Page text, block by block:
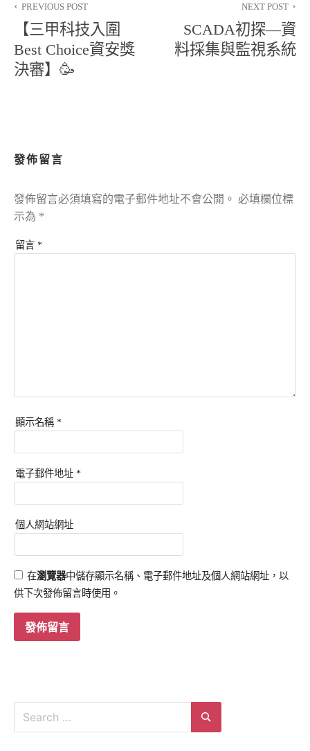
章
導
覽
PREVIOUS POST
【三甲科技入圍
Best Choice資安獎
決審】🥳
NEXT POST
SCADA初探—資
料採集與監視系統
發佈留言
發佈留言必須填寫的電子郵件地址不會公開。 必填欄位標
示為 *
留言 *
顯示名稱 *
電子郵件地址 *
個人網站網址
在瀏覽器中儲存顯示名稱、電子郵件地址及個人網站網址，以
供下次發佈留言時使用。
Search